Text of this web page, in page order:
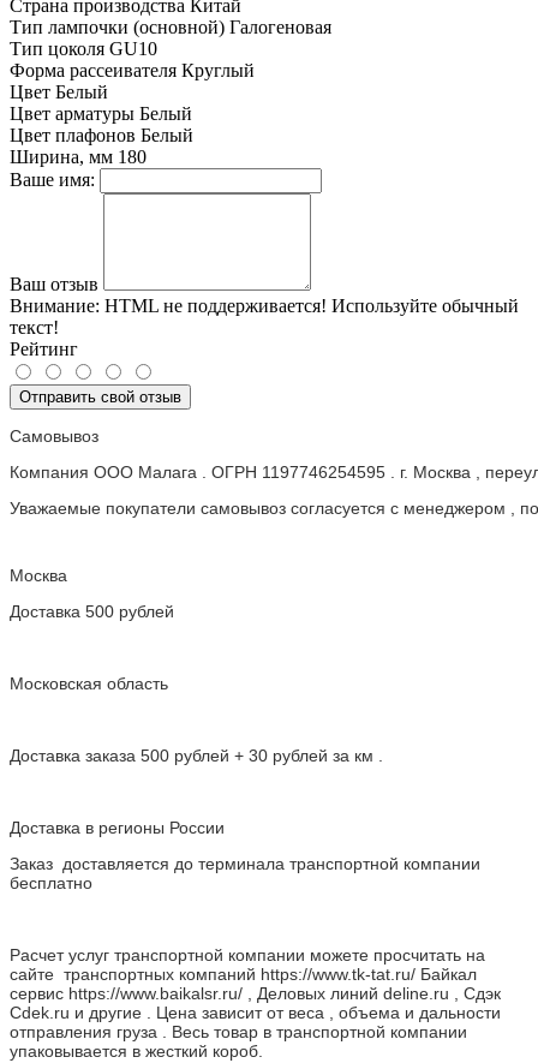
Страна производства Китай
Тип лампочки (основной) Галогеновая
Тип цоколя GU10
Форма рассеивателя Круглый
Цвет Белый
Цвет арматуры Белый
Цвет плафонов Белый
Ширина, мм 180
Ваше имя:
Ваш отзыв
Внимание: HTML не поддерживается! Используйте обычный
текст!
Рейтинг
Отправить свой отзыв
Самовывоз
Компания ООО Малага . ОГРН 1197746254595 . г. Москва ,
Уважаемые покупатели самовывоз согласуется с менеджером ,
Москва
Доставка 500 рублей
Московская область
Доставка заказа 500 рублей + 30 рублей за км .
Доставка в регионы России
Заказ доставляется до терминала транспортной компании
бесплатно
Расчет услуг транспортной компании можете просчитать на
сайте транспортных компаний https://www.tk-tat.ru/ Байкал
сервис https://www.baikalsr.ru/ , Деловых линий deline.ru , Сдэк
Cdek.ru и другие . Цена зависит от веса , объема и дальности
отправления груза . Весь товар в транспортной компании
упаковывается в жесткий короб.